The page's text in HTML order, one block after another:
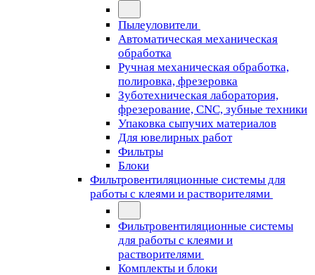
Пылеуловители
Автоматическая механическая
обработка
Ручная механическая обработка,
полировка, фрезеровка
Зуботехническая лаборатория,
фрезерование, CNC, зубные техники
Упаковка сыпучих материалов
Для ювелирных работ
Фильтры
Блоки
Фильтровентиляционные системы для
работы с клеями и растворителями
Фильтровентиляционные системы
для работы с клеями и
растворителями
Комплекты и блоки